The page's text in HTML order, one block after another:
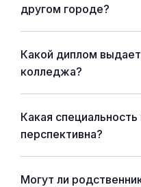
другом городе?
Какой диплом
колледжа?
Какая
перспективна?
Могут ли